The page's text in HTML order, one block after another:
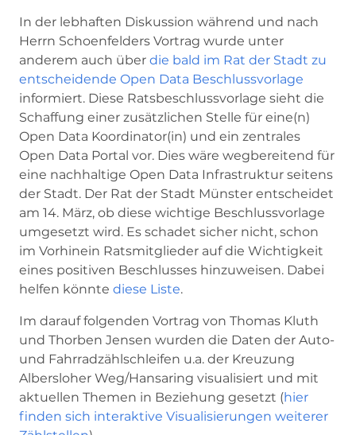
In der lebhaften Diskussion während und nach
Herrn Schoenfelders Vortrag wurde unter
anderem auch über die bald im Rat der Stadt zu
entscheidende Open Data Beschlussvorlage
informiert. Diese Ratsbeschlussvorlage sieht die
Schaffung einer zusätzlichen Stelle für eine(n)
Open Data Koordinator(in) und ein zentrales
Open Data Portal vor. Dies wäre wegbereitend für
eine nachhaltige Open Data Infrastruktur seitens
der Stadt. Der Rat der Stadt Münster entscheidet
am 14. März, ob diese wichtige Beschlussvorlage
umgesetzt wird. Es schadet sicher nicht, schon
im Vorhinein Ratsmitglieder auf die Wichtigkeit
eines positiven Beschlusses hinzuweisen. Dabei
helfen könnte diese Liste.
Im darauf folgenden Vortrag von Thomas Kluth
und Thorben Jensen wurden die Daten der Auto-
und Fahrradzählschleifen u.a. der Kreuzung
Albersloher Weg/Hansaring visualisiert und mit
aktuellen Themen in Beziehung gesetzt (hier
finden sich interaktive Visualisierungen weiterer